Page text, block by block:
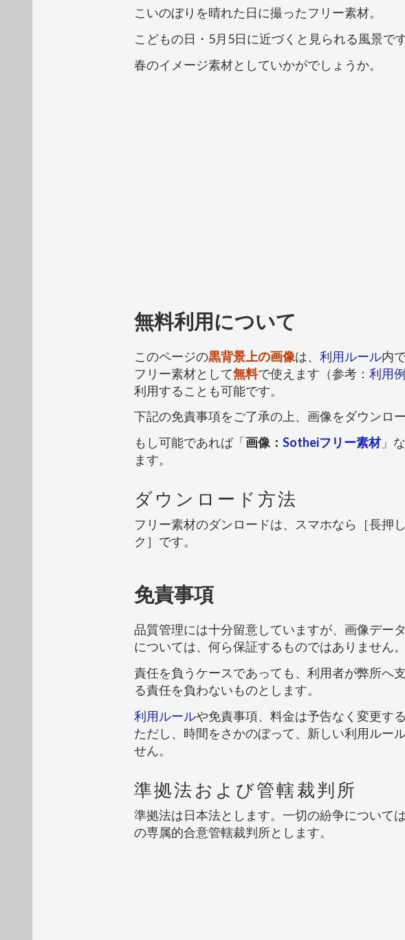
こいのぼりを晴れた日に撮ったフリー素材。
こどもの日・5月5日に近づくと見られる風景で
春のイメージ素材としていかがでしょうか。
無料利用について
このページの黒背景上の画像は、 利用ルール内
フリー素材として無料で使えます（参考： 利用
利用することも可能です。
下記の免責事項をご了承の上、画像をダウンロ
もし可能であれば「画像： Sotheiフリー素材」
ます。
ダウンロード方法
フリー素材のダンロードは、スマホなら［長押
ク］です。
免責事項
品質管理には十分留意していますが、画像デー
については、何ら保証するものではありません
責任を負うケースであっても、利用者が弊所へ
る責任を負わないものとします。
利用ルールや免責事項、料金は予告なく変更す
ただし、時間をさかのぼって、新しい利用ルー
せん。
準拠法および管轄裁判所
準拠法は日本法とします。一切の紛争について
の専属的合意管轄裁判所とします。